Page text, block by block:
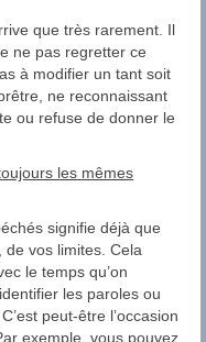
que très rarement. Il
ne pas regretter ce
à modifier un tant soit
ne reconnaissant
ou refuse de donner le
les mêmes
signifie déjà que
vos limites. Cela
le temps qu’on
les paroles ou
peut-être l’occasion
exemple, vous pouvez